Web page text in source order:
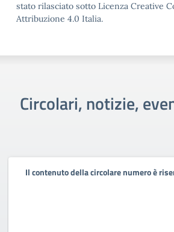
stato rilasciato sotto Licenza Creative
Attribuzione 4.0 Italia.
Circolari, notizie,
Il contenuto della circolare numero è